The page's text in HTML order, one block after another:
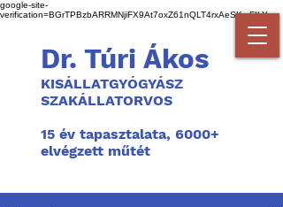
google-site-
verification=BGrTPBzbARRMNjiFX9At7oxZ61nQLT4rxAeSKmFILYg
Dr. Túri Ákos
KISÁLLATGYÓGYÁSZ
SZAKÁLLATORVOS
15 év tapasztalata, 6000+
elvégzett műtét